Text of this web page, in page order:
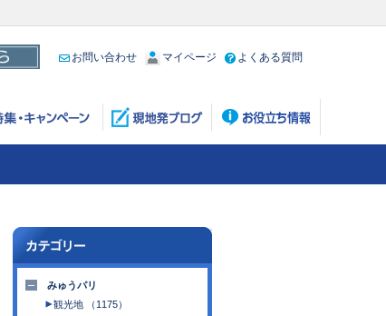
お問い合わせ マイページ よくある質問
みゅうパリ
観光地 （1175）